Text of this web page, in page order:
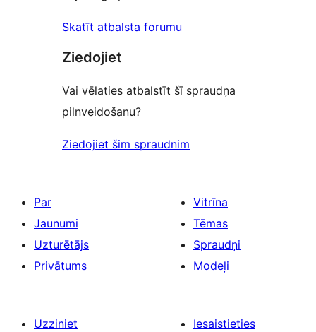
Skatīt atbalsta forumu
Ziedojiet
Vai vēlaties atbalstīt šī spraudņa
pilnveidošanu?
Ziedojiet šim spraudnim
Par
Jaunumi
Uzturētājs
Privātums
Vitrīna
Tēmas
Spraudņi
Modeļi
Uzziniet
Iesaistieties